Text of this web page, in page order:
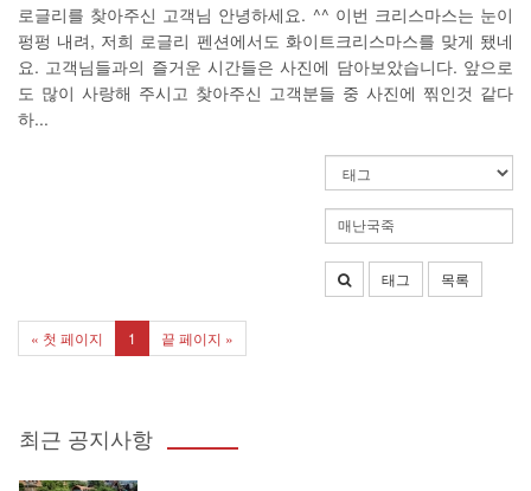
로글리를 찾아주신 고객님 안녕하세요. ^^ 이번 크리스마스는 눈이
펑펑 내려, 저희 로글리 펜션에서도 화이트크리스마스를 맞게 됐네
요. 고객님들과의 즐거운 시간들은 사진에 담아보았습니다. 앞으로
도 많이 사랑해 주시고 찾아주신 고객분들 중 사진에 찎인것 같다
하...
태그 목록
« 첫 페이지 1 끝 페이지 »
최근 공지사항